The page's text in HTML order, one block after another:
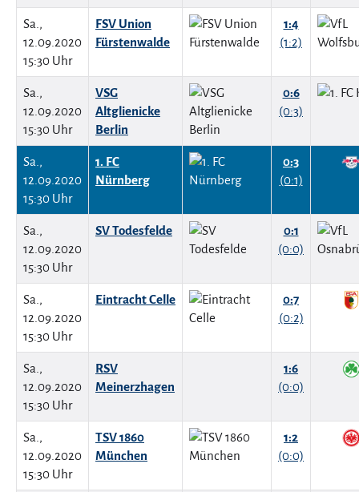
Sa.,
12.09.2020
15:30 Uhr
FSV Union
Fürstenwalde
1:4
(1:2)
Sa.,
12.09.2020
15:30 Uhr
VSG
Altglienicke
Berlin
0:6
(0:3)
Sa.,
12.09.2020
15:30 Uhr
1. FC
Nürnberg
0:3
(0:1)
Sa.,
12.09.2020
15:30 Uhr
SV Todesfelde
0:1
(0:0)
Sa.,
12.09.2020
15:30 Uhr
Eintracht Celle
0:7
(0:2)
Sa.,
12.09.2020
15:30 Uhr
RSV
Meinerzhagen
1:6
(0:0)
Sa.,
12.09.2020
15:30 Uhr
TSV 1860
München
1:2
(0:0)